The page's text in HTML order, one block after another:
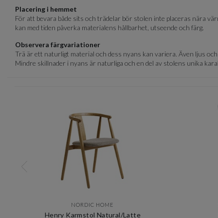
Placering i hemmet
För att bevara både sits och trädelar bör stolen inte placeras nära
kan med tiden påverka materialens hållbarhet, utseende och färg.
Observera färgvariationer
Trä är ett naturligt material och dess nyans kan variera. Även ljus
Mindre skillnader i nyans är naturliga och en del av stolens unika
NORDIC HOME
Henry Karmstol Natural/Latte